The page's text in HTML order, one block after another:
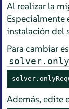
Al realizar la
Especialmente
instalación del
Para cambiar
Además, edite